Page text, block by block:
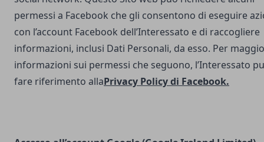
permessi a Facebook che gli consentono di eseguire
con l’account Facebook dell’Interessato e di raccogliere
informazioni, inclusi Dati Personali, da esso. Per
informazioni sui permessi che seguono, l’Interessato
fare riferimento allaPrivacy Policy di Facebook.